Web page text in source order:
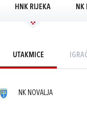
HNK RIJEKA NK
UTAKMICE
NK NOVALJA